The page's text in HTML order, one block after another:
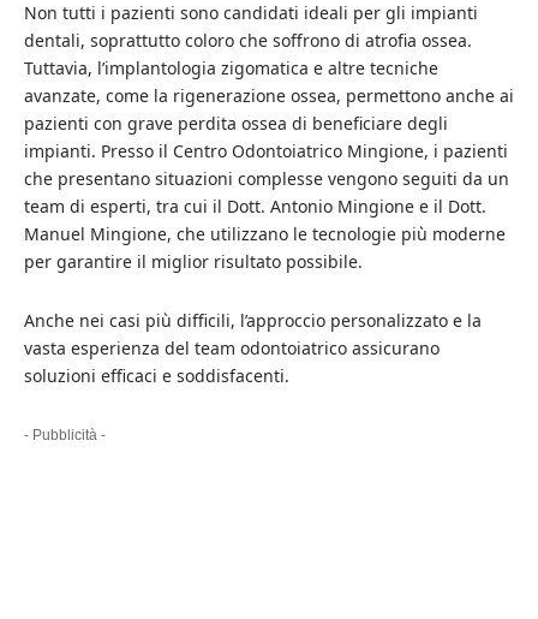
Non tutti i pazienti sono candidati ideali per gli impianti
dentali, soprattutto coloro che soffrono di atrofia ossea.
Tuttavia, l’implantologia zigomatica e altre tecniche
avanzate, come la rigenerazione ossea, permettono anche ai
pazienti con grave perdita ossea di beneficiare degli
impianti. Presso il Centro Odontoiatrico Mingione, i pazienti
che presentano situazioni complesse vengono seguiti da un
team di esperti, tra cui il Dott. Antonio Mingione e il Dott.
Manuel Mingione, che utilizzano le tecnologie più moderne
per garantire il miglior risultato possibile.
Anche nei casi più difficili, l’approccio personalizzato e la
vasta esperienza del team odontoiatrico assicurano
soluzioni efficaci e soddisfacenti.
- Pubblicità -